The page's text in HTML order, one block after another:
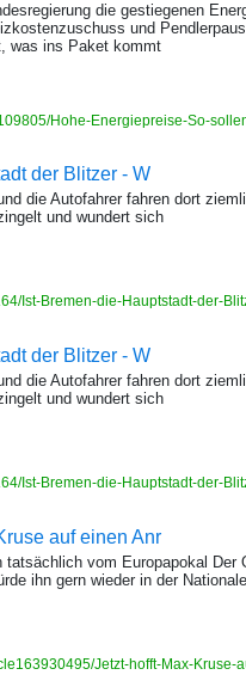
die gestiegenen
und
was ins Paket kommt
Hohe-Energiepreise-So-
der Blitzer - W
die Autofahrer fahren dort
und wundert sich
Ist-Bremen-die-Hauptstadt-der-
der Blitzer - W
die Autofahrer fahren dort
und wundert sich
Ist-Bremen-die-Hauptstadt-der-
auf einen Anr
vom Europapokal
ihn gern wieder in der
Jetzt-hofft-Max-